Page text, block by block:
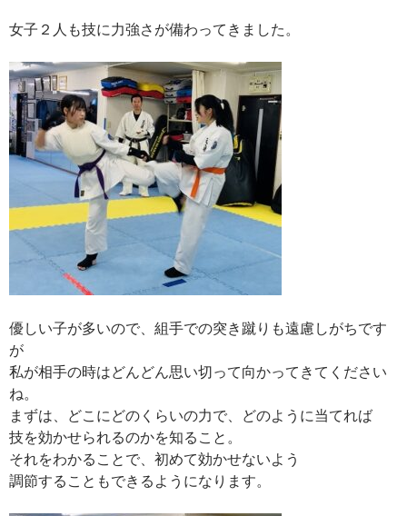
女子２人も技に力強さが備わってきました。
優しい子が多いので、組手での突き蹴りも遠慮しがちです
が
私が相手の時はどんどん思い切って向かってきてください
ね。
まずは、どこにどのくらいの力で、どのように当てれば
技を効かせられるのかを知ること。
それをわかることで、初めて効かせないよう
調節することもできるようになります。